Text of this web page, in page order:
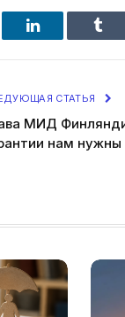
LinkedIn
СТАТЬЯ
МИД
нам